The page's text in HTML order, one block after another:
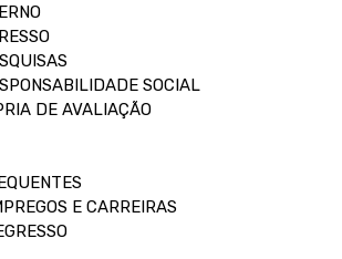
SOCIAL
DE AVALIAÇÃO
E CARREIRAS